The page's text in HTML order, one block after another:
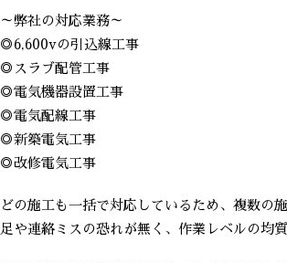
～弊社の対応業務～
◎6,600vの引込線工事
◎スラブ配管工事
◎電気機器設置工事
◎電気配線工事
◎新築電気工事
◎改修電気工事
どの施工も一括で対応しているため、複数の
足や連絡ミスの恐れが無く、作業レベルの均